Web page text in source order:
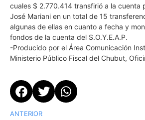
cuales $ 2.770.414 transfirió a la cuenta
José Mariani en un total de 15
algunas de ellas en cuanto a fecha y
fondos de la cuenta del S.O.Y.E.A.P.
-Producido por el Área Comunicación
Ministerio Público Fiscal del Chubut,
ANTERIOR